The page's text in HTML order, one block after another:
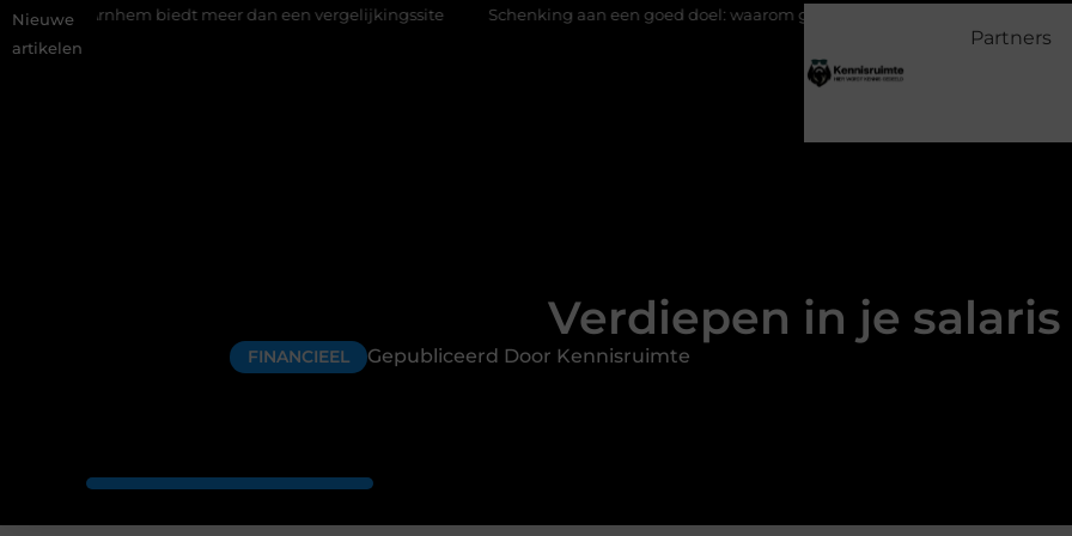
Nieuwe
artikelen
biedt meer dan een vergelijkingssite Schenking aan een goed doel: waarom geven belangrijk is en hoe het werkt
Partners
Verdiepen in je salaris
FINANCIEEL Gepubliceerd Door Kennisruimte